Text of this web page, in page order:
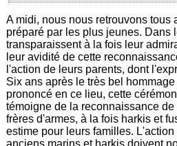
A midi, nous nous retrouvons tous
préparé par les plus jeunes. Dans
transparaissent à la fois leur
leur avidité de cette
l'action de leurs parents, dont
Six ans après le très bel
prononcé en ce lieu, cette
témoigne de la reconnaissance
frères d'armes, à la fois harkis et
estime pour leurs familles.
anciens marins et harkis doivent